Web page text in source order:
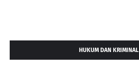
HUKUM DAN KRIMINAL